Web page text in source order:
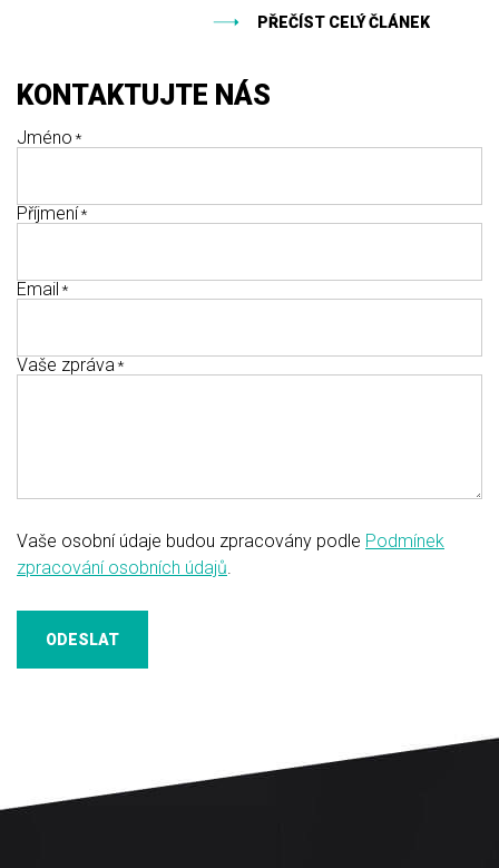
PŘEČÍST CELÝ ČLÁNEK
KONTAKTUJTE NÁS
Jméno
Příjmení
Email
Vaše zpráva
Vaše osobní údaje budou zpracovány podle Podmínek
zpracování osobních údajů
ODESLAT